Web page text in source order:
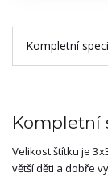
Kompletní
Kompletní
Velikost štítku je
větší děti a dobře